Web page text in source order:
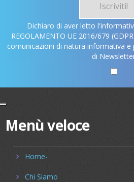
Iscriviti!
Dichiaro di aver letto
REGOLAMENTO UE 2016/679
comunicazioni di natura informativa
di
Menù veloce
Home-
Chi Siamo